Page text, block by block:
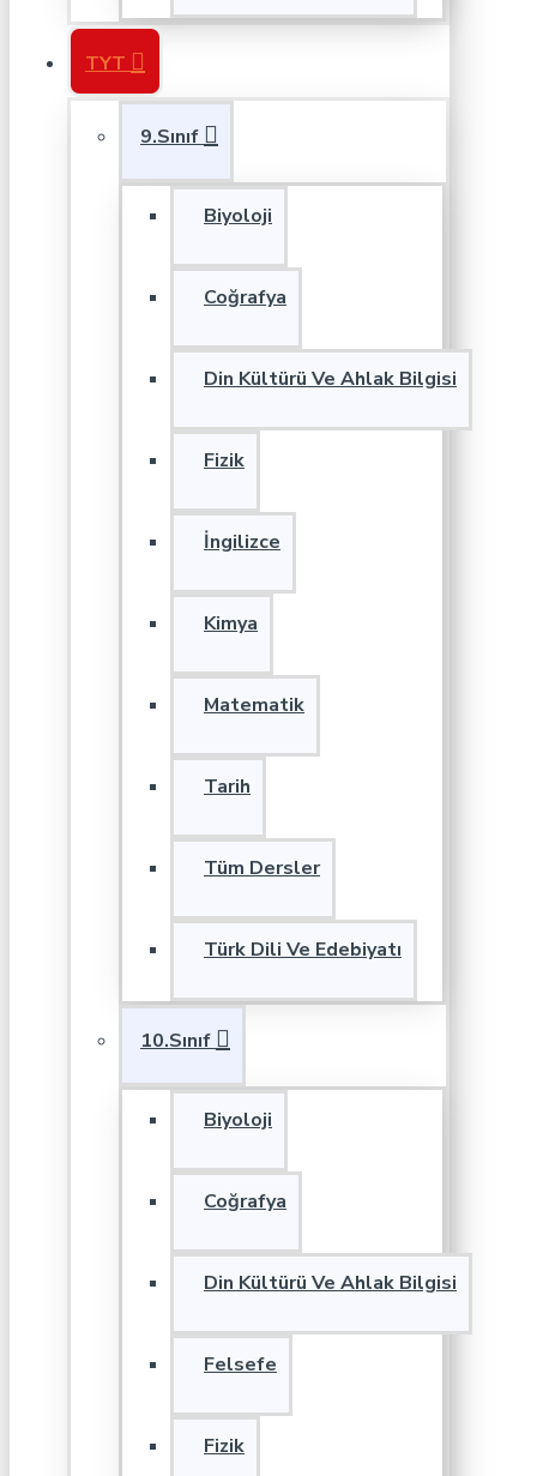
TYT
9.Sınıf
Biyoloji
Coğrafya
Din Kültürü Ve Ahlak Bilgisi
Fizik
İngilizce
Kimya
Matematik
Tarih
Tüm Dersler
Türk Dili Ve Edebiyatı
10.Sınıf
Biyoloji
Coğrafya
Din Kültürü Ve Ahlak Bilgisi
Felsefe
Fizik